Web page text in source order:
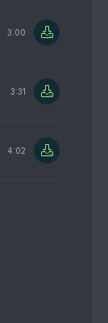
3:00
3:31
4:02